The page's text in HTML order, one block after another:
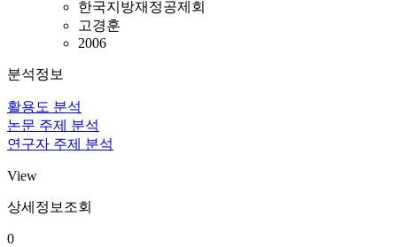
한국지방재정공제회
고경훈
2006
분석정보
활용도 분석
논문 주제 분석
연구자 주제 분석
View
상세정보조회
0